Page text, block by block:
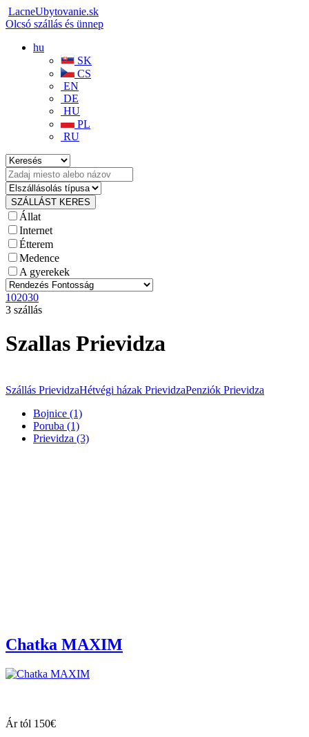
LacneUbytovanie.sk
Olcsó szállás és ünnep
hu
SK
CS
EN
DE
HU
PL
RU
Állat
Internet
Étterem
Medence
A gyerekek
102030
3 szállás
Szallas Prievidza
Szállás PrievidzaHétvégi házak PrievidzaPenziók Prievidza
Bojnice (1)
Poruba (1)
Prievidza (3)
Chatka MAXIM
Ár tól 150€